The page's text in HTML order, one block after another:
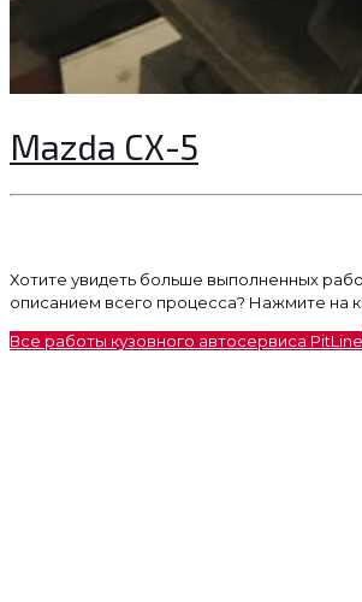
Mazda CX-5
Хотите увидеть больше выполненных
описанием всего процесса? Нажмите на
Все работы кузовного автосервиса PitLine